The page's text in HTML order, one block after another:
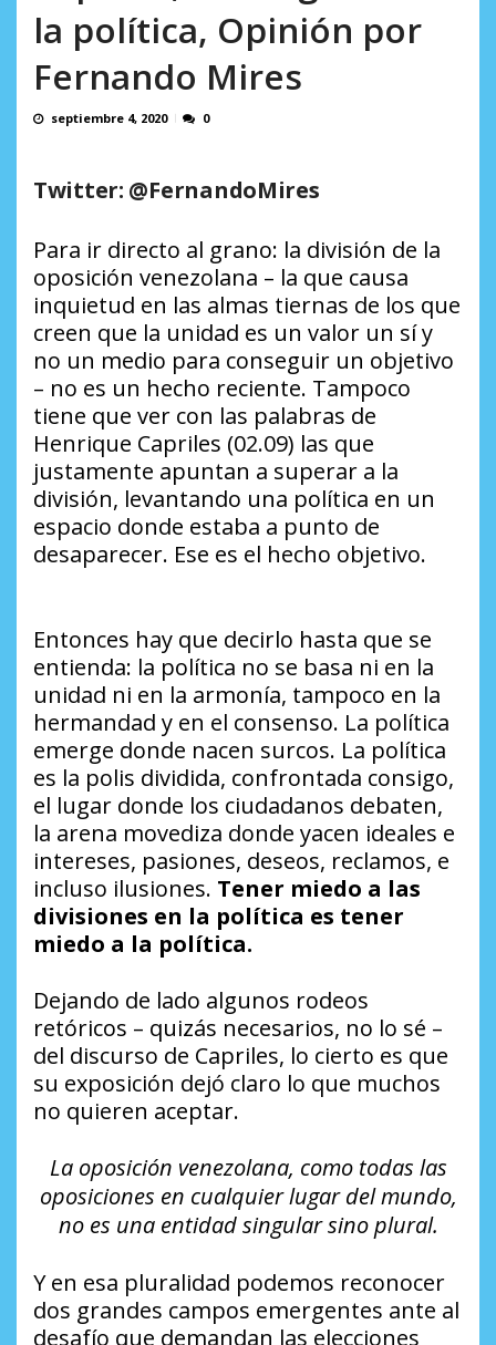
AGOSTO 7, 2026
la política, Opinión por
Fernando Mires
septiembre 4, 2020 0
Twitter: @FernandoMires
Para ir directo al grano: la división de la
oposición venezolana – la que causa
inquietud en las almas tiernas de los que
creen que la unidad es un valor un sí y
no un medio para conseguir un objetivo
– no es un hecho reciente. Tampoco
tiene que ver con las palabras de
Henrique Capriles (02.09) las que
justamente apuntan a superar a la
división, levantando una política en un
espacio donde estaba a punto de
desaparecer. Ese es el hecho objetivo.
Entonces hay que decirlo hasta que se
entienda: la política no se basa ni en la
unidad ni en la armonía, tampoco en la
hermandad y en el consenso. La política
emerge donde nacen surcos. La política
es la polis dividida, confrontada consigo,
el lugar donde los ciudadanos debaten,
la arena movediza donde yacen ideales e
intereses, pasiones, deseos, reclamos, e
incluso ilusiones. Tener miedo a las
divisiones en la política es tener
miedo a la política.
Dejando de lado algunos rodeos
retóricos – quizás necesarios, no lo sé –
del discurso de Capriles, lo cierto es que
su exposición dejó claro lo que muchos
no quieren aceptar.
La oposición venezolana, como todas las
oposiciones en cualquier lugar del mundo,
no es una entidad singular sino plural.
Y en esa pluralidad podemos reconocer
dos grandes campos emergentes ante al
desafío que demandan las elecciones